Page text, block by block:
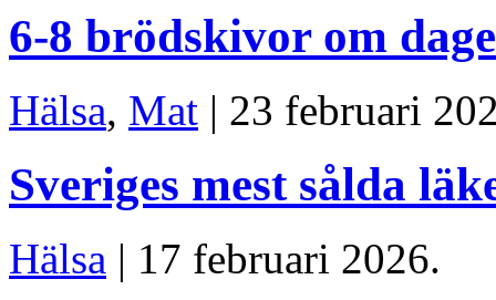
6-8 brödskivor om
Hälsa, Mat | 23 februari
Sveriges mest sålda
Hälsa | 17 februari 2026.